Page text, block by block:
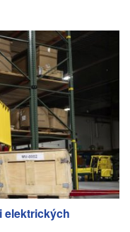
elektrických